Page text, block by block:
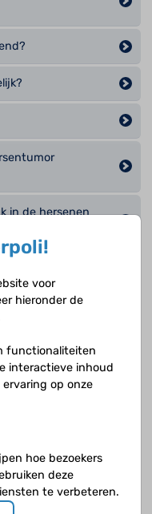
in de hersenen
praktijk?
of fossa
een hersentumor?
voor
hieronder de
functionaliteiten
interactieve inhoud
op onze
hoe bezoekers
deze
te verbeteren.